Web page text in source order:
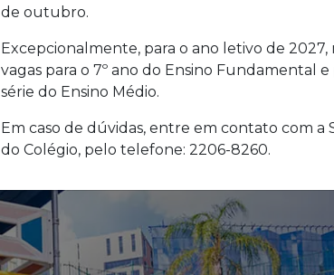
de outubro.
Excepcionalmente, para o ano letivo de 2027,
vagas para o 7º ano do Ensino Fundamental e
série do Ensino Médio.
Em caso de dúvidas, entre em contato com a
do Colégio, pelo telefone: 2206-8260.